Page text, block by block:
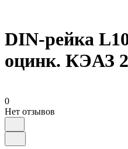
DIN-рейка
оцинк. КЭАЗ
0
Нет отзывов